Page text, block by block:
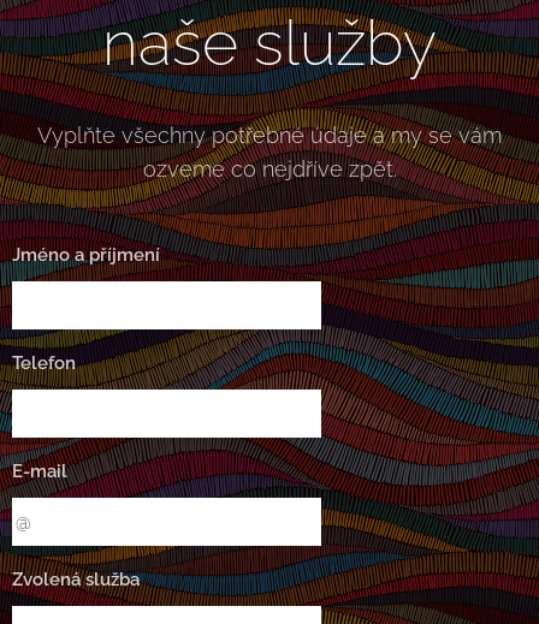
naše služby
Vyplňte všechny potřebné údaje a my se vám
ozveme co nejdříve zpět.
Jméno a příjmení
Telefon
E-mail
Zvolená služba